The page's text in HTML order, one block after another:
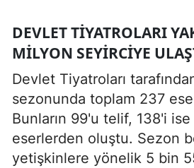
DEVLET TIYATROLARI
MILYON SEYIRCIYE
Devlet Tiyatroları
sezonunda toplam 237
Bunların 99'u telif, 138'i
eserlerden oluştu. Sezon
yetişkinlere yönelik 5 bin